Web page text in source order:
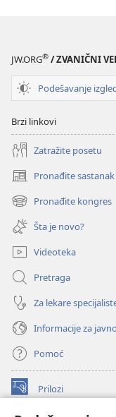
JW.ORG® / ZVANIČNI
Podešavanje
Brzi linkovi
Zatražite posetu
Pronađite sastanak
(otvara
novi
prozor)
Pronađite kongres
(otvara
novi
prozor)
Šta je novo?
Videoteka
Pretraga
Za lekare
Informacije za
Pomoć
Prilozi
(otvara